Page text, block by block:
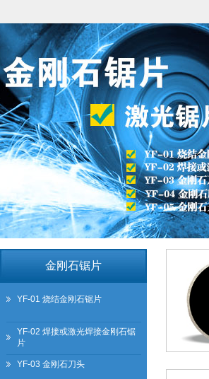
金刚石锯片
YF-01 烧结金刚石锯片
YF-02 焊接或激光焊接金刚石锯
片
YF-03 金刚石刀头